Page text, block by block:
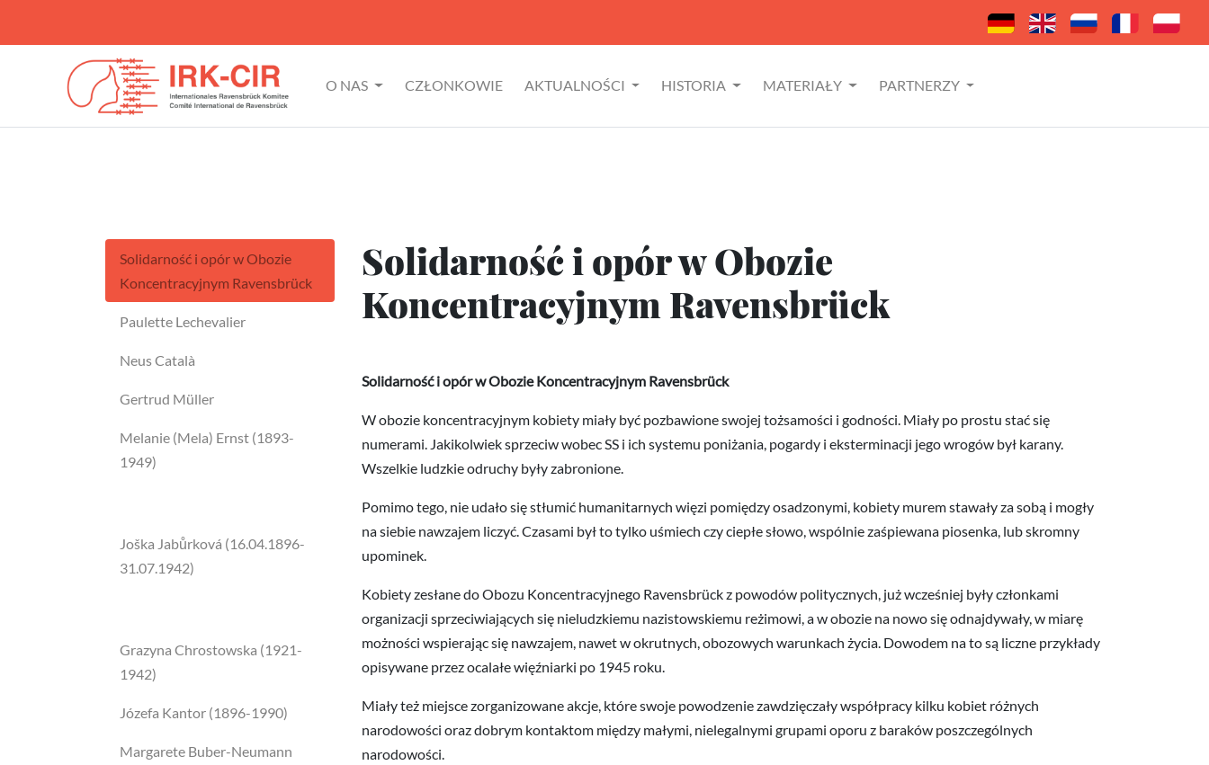
O NAS CZŁONKOWIE AKTUALNOŚCI HISTORIA MATERIAŁY PARTNERZY
Solidarność i opór w Obozie
Koncentracyjnym Ravensbrück
Paulette Lechevalier
Neus Català
Gertrud Müller
Melanie (Mela) Ernst (1893-
1949)
Joška Jabůrková (16.04.1896-
31.07.1942)
Grazyna Chrostowska (1921-
1942)
Józefa Kantor (1896-1990)
Margarete Buber-Neumann
Solidarność i opór w Obozie
Koncentracyjnym Ravensbrück
Solidarność i opór w Obozie Koncentracyjnym Ravensbrück
W obozie koncentracyjnym kobiety miały być pozbawione swojej tożsamości i godności. Miały po prostu stać się
numerami. Jakikolwiek sprzeciw wobec SS i ich systemu poniżania, pogardy i eksterminacji jego wrogów był karany.
Wszelkie ludzkie odruchy były zabronione.
Pomimo tego, nie udało się stłumić humanitarnych więzi pomiędzy osadzonymi, kobiety murem stawały za sobą i mogły
na siebie nawzajem liczyć. Czasami był to tylko uśmiech czy ciepłe słowo, wspólnie zaśpiewana piosenka, lub skromny
upominek.
Kobiety zesłane do Obozu Koncentracyjnego Ravensbrück z powodów politycznych, już wcześniej były członkami
organizacji sprzeciwiających się nieludzkiemu nazistowskiemu reżimowi, a w obozie na nowo się odnajdywały, w miarę
możności wspierając się nawzajem, nawet w okrutnych, obozowych warunkach życia. Dowodem na to są liczne przykłady
opisywane przez ocalałe więźniarki po 1945 roku.
Miały też miejsce zorganizowane akcje, które swoje powodzenie zawdzięczały współpracy kilku kobiet różnych
narodowości oraz dobrym kontaktom między małymi, nielegalnymi grupami oporu z baraków poszczególnych
narodowości.